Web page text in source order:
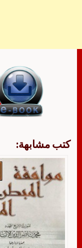
كتب مشابهة: